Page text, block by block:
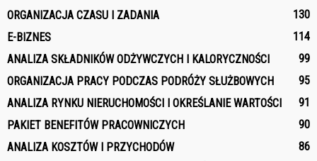
ORGANIZACJA CZASU I ZADANIA
130
E-BIZNES
114
ANALIZA SKŁADNIKÓW ODŻYWCZYCH I KALORYCZNOŚCI
99
ORGANIZACJA PRACY PODCZAS PODRÓŻY SŁUŻBOWYCH
95
ANALIZA RYNKU NIERUCHOMOŚCI I OKREŚLANIE WARTOŚCI
91
PAKIET BENEFITÓW PRACOWNICZYCH
90
ANALIZA KOSZTÓW I PRZYCHODÓW
86